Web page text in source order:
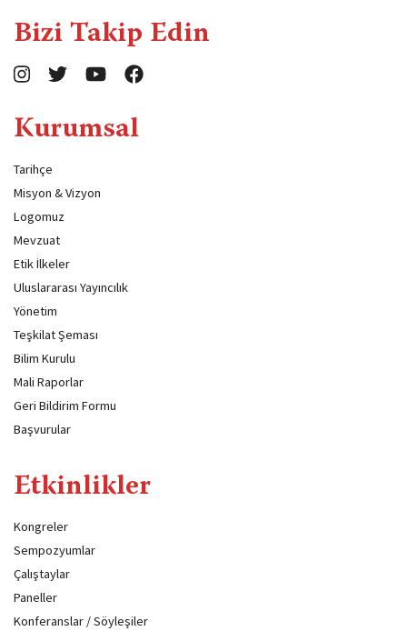
Bizi Takip Edin
Kurumsal
Tarihçe
Misyon & Vizyon
Logomuz
Mevzuat
Etik İlkeler
Uluslararası Yayıncılık
Yönetim
Teşkilat Şeması
Bilim Kurulu
Mali Raporlar
Geri Bildirim Formu
Başvurular
Etkinlikler
Kongreler
Sempozyumlar
Çalıştaylar
Paneller
Konferanslar / Söyleşiler